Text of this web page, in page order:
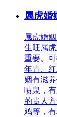
属虎婚
属虎婚
生旺属
重要。
年青、
姻有滋
喷泉，
的贵人
鸡等，